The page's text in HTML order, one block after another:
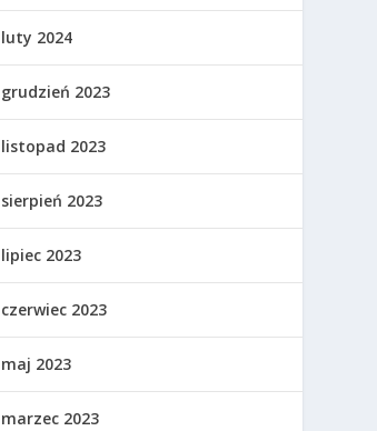
luty 2024
grudzień 2023
listopad 2023
sierpień 2023
lipiec 2023
czerwiec 2023
maj 2023
marzec 2023